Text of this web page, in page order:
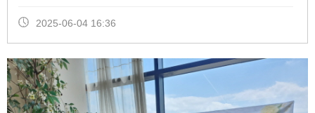
2025-06-04 16:36